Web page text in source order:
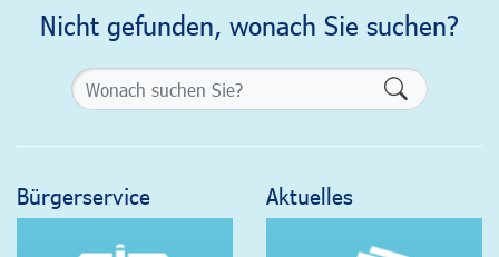
Nicht gefunden, wonach Sie suchen?
Bürgerservice Aktuelles